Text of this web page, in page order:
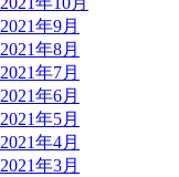
2021年9月
2021年8月
2021年7月
2021年6月
2021年5月
2021年4月
2021年3月